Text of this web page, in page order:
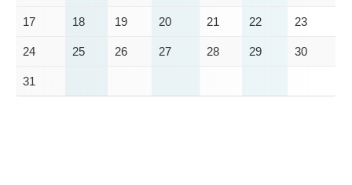
17 18 19 20 21 22 23
24 25 26 27 28 29 30
31